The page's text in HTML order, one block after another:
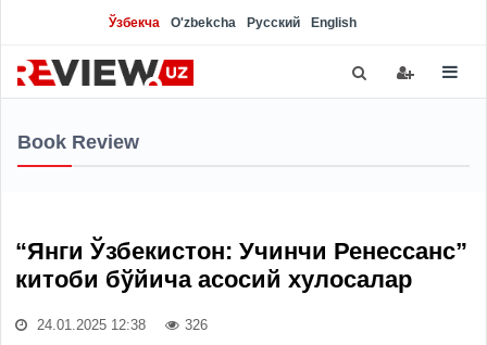
Ўзбекча O'zbekcha Русский English
Book Review
“Янги Ўзбекистон: Учинчи Ренессанс”
китоби бўйича асосий хулосалар
24.01.2025 12:38 326